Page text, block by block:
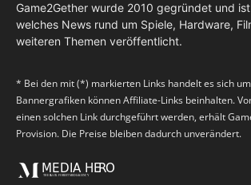
Game2Gether wurde 2010 gegründet und
welches News rund um Spiele, Hardware,
weiteren Themen veröffentlicht.
* Bei den mit (*) markierten Links handelt es sich
Bannergrafiken können Affiliate-Links beinhalten.
einen solchen Link durchgeführt werden, erhält
Provision. Die Preise bleiben dadurch unverändert.